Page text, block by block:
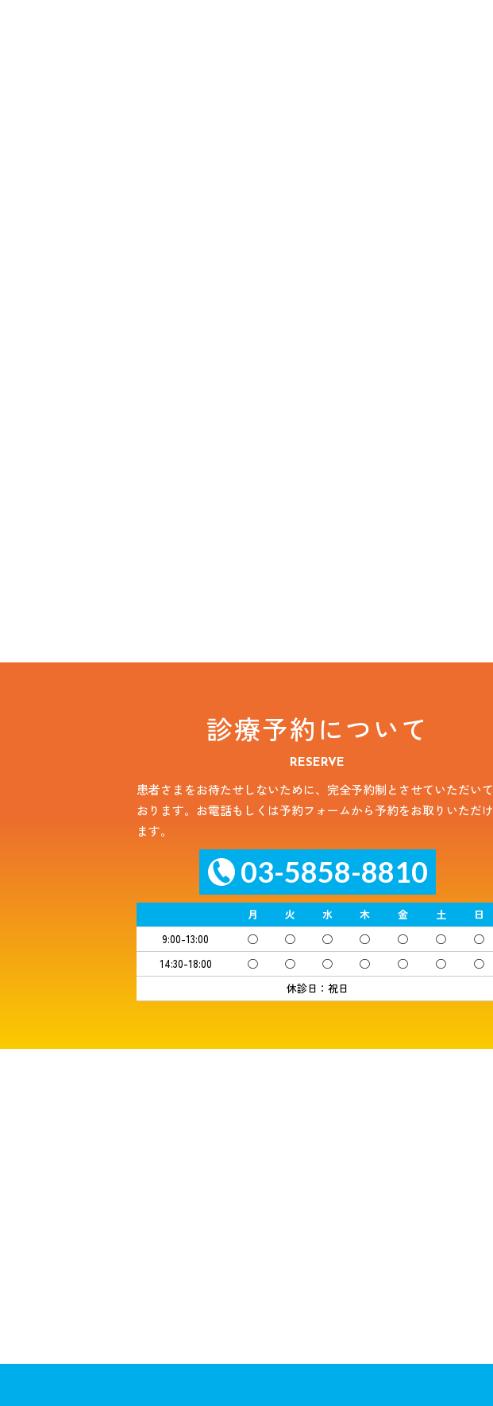
診療予約について
RESERVE
患者さまをお待たせしないために、完全予約制とさせていただいて
おります。お電話もしくは予約フォームから予約をお取りいただけ
ます。
03-5858-8810
月 火 水 木 金 土
日
9:00-13:00
◯ ◯ ◯ ◯ ◯ ◯
◯
14:30-18:00
◯ ◯ ◯ ◯ ◯ ◯
◯
休診日：祝日